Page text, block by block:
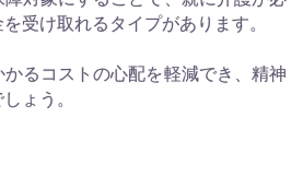
受け取れるタイプがあります。
るコストの心配を軽減でき、精神
ょう。